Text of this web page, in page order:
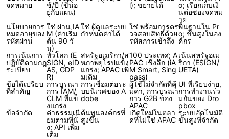
จดหมาย
ช้/ปี (ขึ้นอ
ยู่กับแผน)
l); ขยายได้
o; เรียกเก็บเงิ
นต่อซองจดหม
าย
นโยบายการ
หมดอายุของ
รหัสผ่าน
ใช่ ผ่าน IA
M (ค่าเริ่ม
ต้น 90 วั
น)
ใช่ ผู้ดูแลระบบ
กำหนดค่าได้
ใช่ พร้อมการตร
วจสอบสิทธิ์ด้วย
รหัสการเข้าถึง
พื้นฐานใน Pr
o; ขั้นสูงในอง
ค์กร
การเน้นการ
ปฏิบัติตามกฎ
ระเบียบ
ทั่วโลก (E
SIGN, eID
AS, GDP
R)
สหรัฐอเมริกา/ส
หภาพยุโรปแข็ง
แกร่ง; APAC เพิ่
มเติม
100 ประเทศ; A
PAC เชิงลึก (iA
M Smart, Sing
pass)
เน้นสหรัฐอเม
ริกา (ESIGN/
UETA)
ข้อได้เปรียบ
ที่สำคัญ
การบูรณา
การ IAM/
CLM ที่แข็
งแกร่ง
การเชื่อมต่อระ
บบนิเวศของ A
dobe
ผู้ใช้ไม่จำกัดที่คุ้
มค่า, การบูรณา
การ G2B ของ
APAC
UI ที่เรียบง่าย,
การทำงานร่ว
มกันของ Dro
pbox
ข้อจำกัด
ค่าธรรมเนี
ยมตามที่นั่
ง; API เพิ่ม
เติม
ต้นทุนองค์กรที่
สูงขึ้น
เกิดใหม่ในตลา
ดที่ไม่ใช่ APAC
ระบบอัตโนมัติ
ขั้นสูงที่จำกัด